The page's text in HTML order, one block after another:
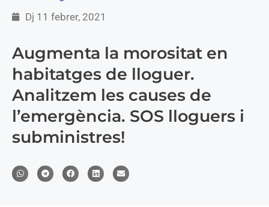
Dj 11 febrer, 2021
Augmenta la morositat en
habitatges de lloguer.
Analitzem les causes de
l’emergència. SOS lloguers i
subministres!